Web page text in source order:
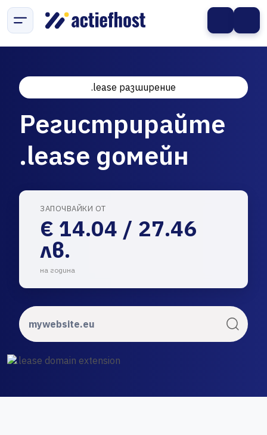
.lease разширение
Регистрирайте
.lease домейн
ЗАПОЧВАЙКИ ОТ
€ 14.04 / 27.46
лв.
на година